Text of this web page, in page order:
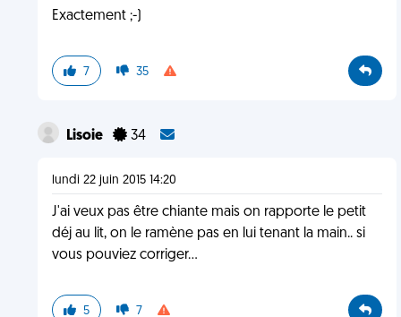
Exactement ;-)
7 35
Lisoie 34
lundi 22 juin 2015 14:20
J'ai veux pas être chiante mais on rapporte le petit
déj au lit, on le ramène pas en lui tenant la main.. si
vous pouviez corriger...
5 7